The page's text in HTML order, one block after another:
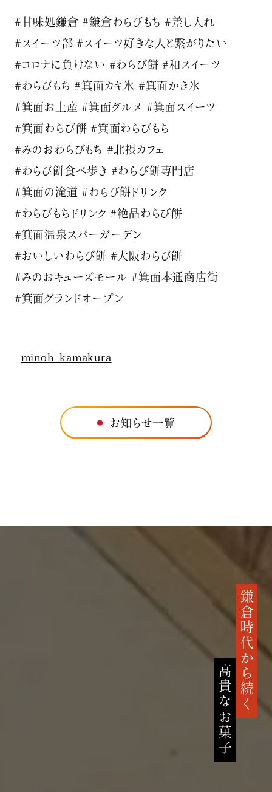
#甘味処鎌倉 #鎌倉わらびもち #差し入れ
#スイーツ部 #スイーツ好きな人と繋がりたい
#コロナに負けない #わらび餅 #和スイーツ
#わらびもち #箕面カキ氷 #箕面かき氷
#箕面お土産 #箕面グルメ #箕面スイーツ
#箕面わらび餅 #箕面わらびもち
#みのおわらびもち #北摂カフェ
#わらび餅食べ歩き #わらび餅専門店
#箕面の滝道 #わらび餅ドリンク
#わらびもちドリンク #絶品わらび餅
#箕面温泉スパーガーデン
#おいしいわらび餅 #大阪わらび餅
#みのおキューズモール #箕面本通商店街
#箕面グランドオープン
minoh_kamakura
お知らせ一覧
鎌倉時代から続く
高貴なお菓子